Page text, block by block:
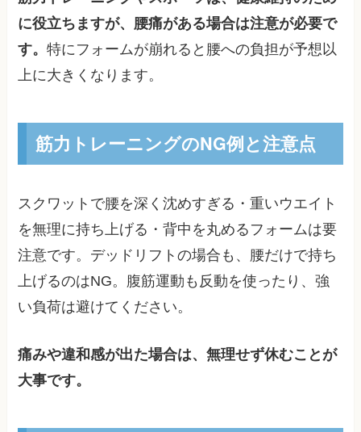
に役立ちますが、腰痛がある場合は注意が必要で
す。特にフォームが崩れると腰への負担が予想以
上に大きくなります。
筋力トレーニングのNG例と注意点
スクワットで腰を深く沈めすぎる・重いウエイト
を無理に持ち上げる・背中を丸めるフォームは要
注意です。デッドリフトの場合も、腰だけで持ち
上げるのはNG。腹筋運動も反動を使ったり、強
い負荷は避けてください。
痛みや違和感が出た場合は、無理せず休むことが
大事です。